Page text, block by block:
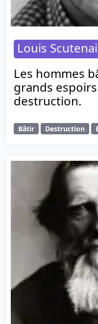
Louis
Les hommes
grands
destruction.
Bâtir Destruction